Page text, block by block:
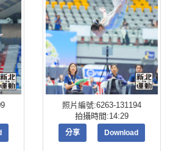
照片編號:6263-131194
拍攝時間:14:29
分享 Download